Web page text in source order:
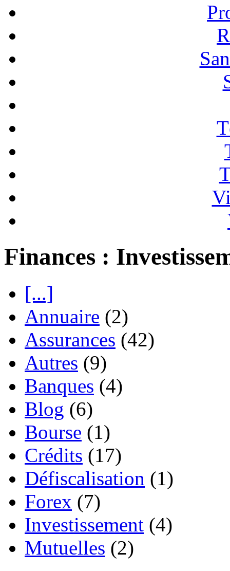
Finances :
[...]
Annuaire (2)
Assurances (42)
Autres (9)
Banques (4)
Blog (6)
Bourse (1)
Crédits (17)
Défiscalisation (1)
Forex (7)
Investissement (4)
Mutuelles (2)